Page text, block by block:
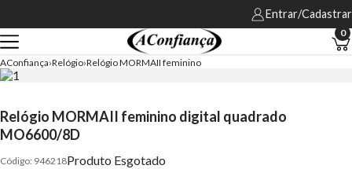
Entrar/Cadastrar
0
AConfiança Relógio Relógio MORMAII feminino
Relógio MORMAII feminino digital quadrado
MO6600/8D
946218Produto Esgotado